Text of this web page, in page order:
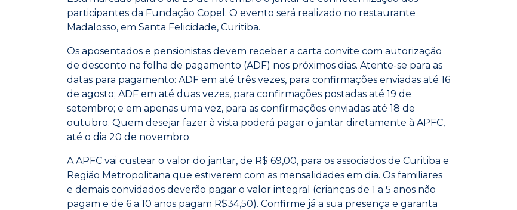
participantes da Fundação Copel. O evento será realizado no restaurante
Madalosso, em Santa Felicidade, Curitiba.
Os aposentados e pensionistas devem receber a carta convite com autorização
de desconto na folha de pagamento (ADF) nos próximos dias. Atente-se para as
datas para pagamento: ADF em até três vezes, para confirmações enviadas até 16
de agosto; ADF em até duas vezes, para confirmações postadas até 19 de
setembro; e em apenas uma vez, para as confirmações enviadas até 18 de
outubro. Quem desejar fazer à vista poderá pagar o jantar diretamente à APFC,
até o dia 20 de novembro.
A APFC vai custear o valor do jantar, de R$ 69,00, para os associados de Curitiba e
Região Metropolitana que estiverem com as mensalidades em dia. Os familiares
e demais convidados deverão pagar o valor integral (crianças de 1 a 5 anos não
pagam e de 6 a 10 anos pagam R$34,50). Confirme já a sua presença e garanta